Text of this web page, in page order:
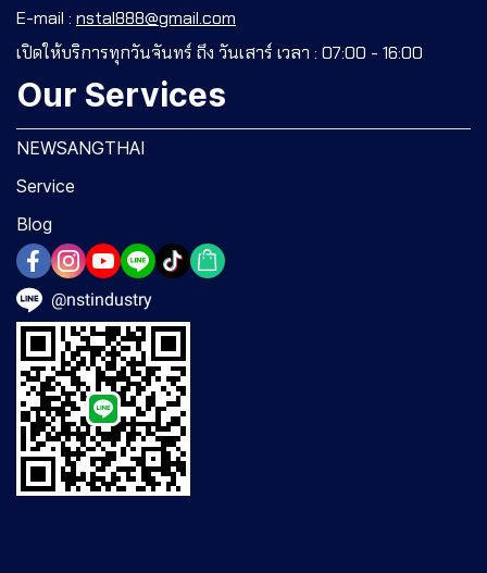
E-mail : nstal888@gmail.com
เปิดให้บริการทุกวันจันทร์ ถึง วันเสาร์ เวลา : 07:00 - 16:00
Our Services
NEWSANGTHAI
Service
Blog
@nstindustry